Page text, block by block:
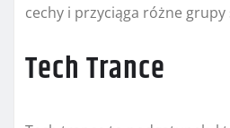
cechy i przyciąga różne grupy
Tech Trance